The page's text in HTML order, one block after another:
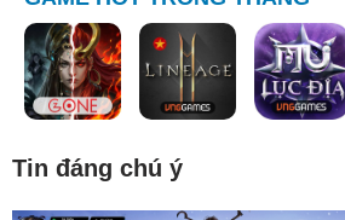
Tin đáng chú ý